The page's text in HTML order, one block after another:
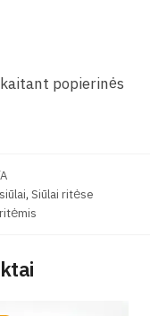
popierinės
, Siūlai ritėse